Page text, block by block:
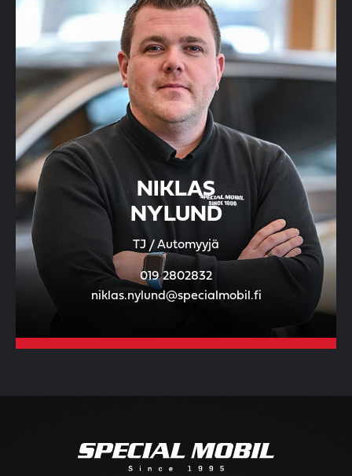
NIKLAS
NYLUND
TJ / Automyyjä
019 2802832
niklas.nylund@specialmobil.fi